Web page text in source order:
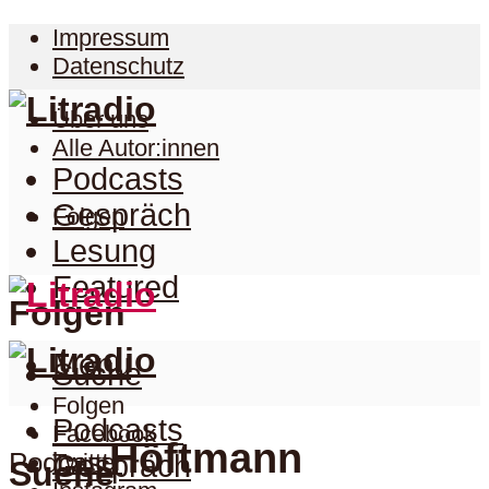
Impressum
Datenschutz
Über uns
Alle Autor:innen
Folgen
Folgen
Folgen
Facebook
Twitter
Podcasts
Gespräch
Lesung
Featured
Menu
Suche
Suche
Podcasts
Gespräch
PodcastHöftmann